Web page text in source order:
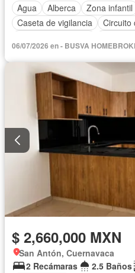
Agua
Alberca Zona infantil
Caseta de vigilancia
Circuito
Estacionamiento
Gas natural
Seguridad
Zonas
06/07/2026 en - BUSVA
$ 2,660,000 MXN
San Antón, Cuernavaca
2 Recámaras
2.5 Baños